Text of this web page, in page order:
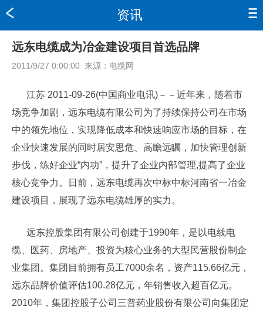
资讯
远东电缆成为冶金建设项目首选品牌
2011/9/27 0:00:00 来源： 电缆网
江苏 2011-09-26(中国商业电讯)－－近年来，随着市
场竞争加剧，远东电缆有限公司为了持续保持公司在市场
中的领先地位，实现降低成本和快速响应市场的目标，在
企业快速发展的同时居安思危、高瞻远瞩，加快管理创新
步伐，练好企业“内功”，提升了企业内部管理,提高了企业
核心竞争力。日前，远东电缆再次中标中标河南省一冶金
建设项目，展现了远东电缆雄厚的实力。
远东控股集团有限公司创建于1990年，是以电线电
缆、医药、房地产、投资为核心业务的大型民营股份制企
业集团。集团目前拥有员工7000余名，资产115.66亿元，
远东品牌价值评估100.28亿元，年销售收入超百亿元。
2010年，集团控股子公司三普药业股份有限公司向集团定